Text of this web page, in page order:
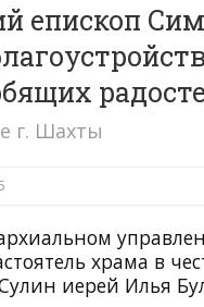
епископ
г. Шахты
храма в
иерей Илья